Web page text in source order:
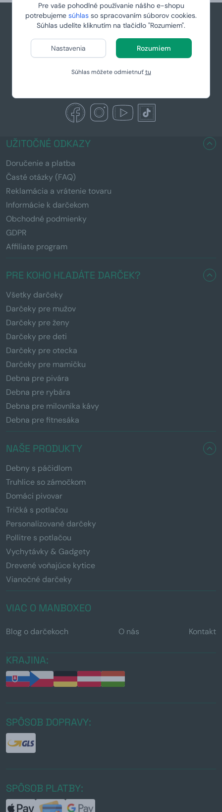
Pre vaše pohodlné používanie nášho e-shopu
potrebujeme súhlas so spracovaním súborov cookies.
Súhlas udelíte kliknutím na tlačidlo "Rozumiem".
Nastavenia Rozumiem
Súhlas môžete odmietnuťtu
+421 944 766 858
podpora@manboxeo.sk
Po-Pia 8:30-17
UŽITOČNÉ ODKAZY
Doručenie a platba
Časté otázky (FAQ)
Reklamácia a vrátenie tovaru
Informácie k darčekom
Obchodné podmienky
GDPR
Affiliate program
PRE KOHO HĽADÁTE DARČEK?
Všetky darčeky
Darčeky pre mužov
Darčeky pre ženy
Darčeky pre deti
Darčeky pre otecka
Darčeky pre mamičku
Debna pre pivára
Debna pre rybára
Debna pre milovníka kávy
Debna pre fitnesáka
NAŠE PRODUKTY
Debny s páčidlom
Truhlice so zámočkom
Domáci pivovar
Tričká s potlačou
Personalizované darčeky
Pollitre s potlačou
Vychytávky & Gadgety
Drevené voňajúce kytice
Vianočné darčeky
VIAC O MANBOXEO
Blog o darčekoch O nás Kontakt
KRAJINA:
SPÔSOB DOPRAVY:
SPÔSOB PLATBY: